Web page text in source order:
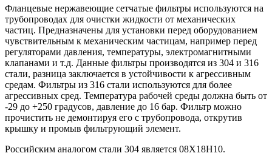
Фланцевые нержавеющие сетчатые фильтры используются на
трубопроводах для очистки жидкости от механических
частиц. Предназначены для установки перед оборудованием
чувствительным к механическим частицам, например перед
регуляторами давления, температуры, электромагнитными
клапанами и т.д. Данные фильтры производятся из 304 и 316
стали, разница заключается в устойчивости к агрессивным
средам. Фильтры из 316 стали используются для более
агрессивных сред. Температура рабочей среды должна быть от
-29 до +250 градусов, давление до 16 бар. Фильтр можно
прочистить не демонтируя его с трубопровода, открутив
крышку и промыв фильтрующий элемент.
Российским аналогом стали 304 является 08Х18Н10.